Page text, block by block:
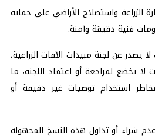
الزراعة واستصلاح الأراضي على حماية
فنية دقيقة وآمنة.
يصدر عن لجنة مبيدات الآفات الزراعية،
يخضع لمراجعة أو اعتماد اللجنة، ما
استخدام توصيات غير دقيقة أو
شراء أو تداول هذه النسخ المجهولة